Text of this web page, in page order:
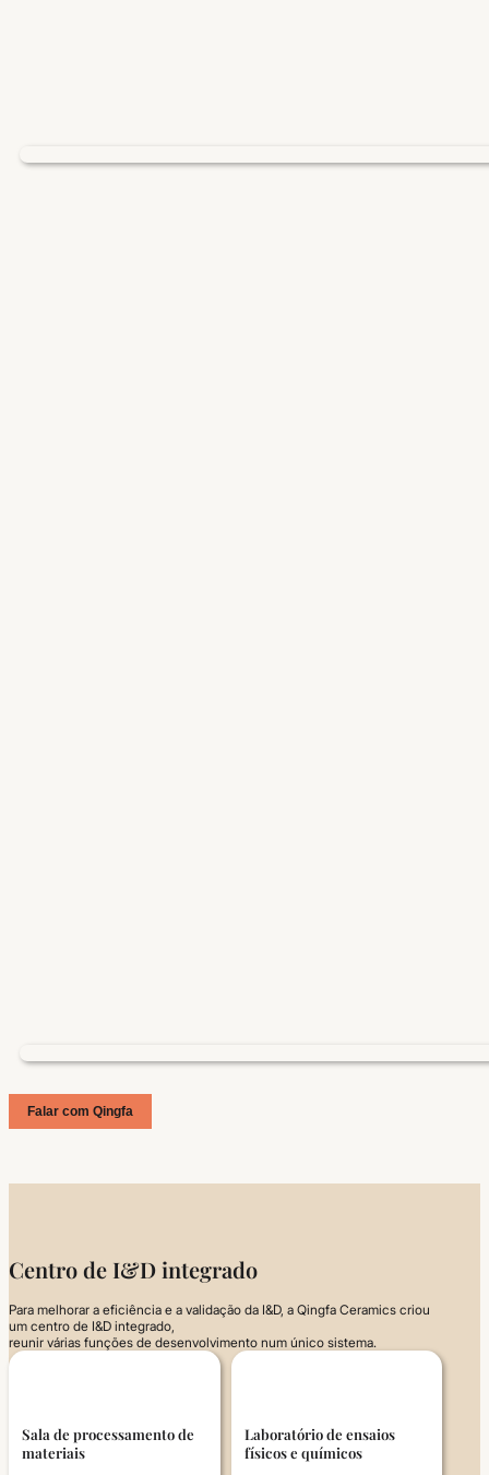
Falar com Qingfa
Centro de I&D integrado
Para melhorar a eficiência e a validação da I&D, a Qingfa Ceramics criou
um centro de I&D integrado,
reunir várias funções de desenvolvimento num único sistema.
Sala de processamento de
materiais
Laboratório de ensaios
físicos e químicos